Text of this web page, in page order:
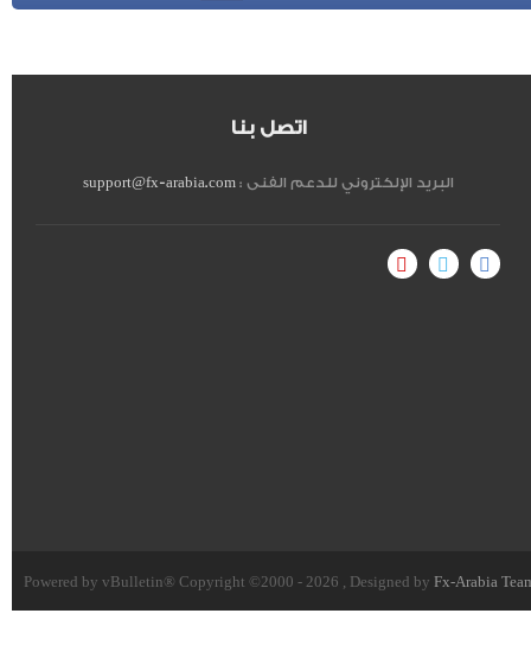
اتصل بنا
البريد الإلكتروني للدعم الفنى :support@fx-arabia.com
Powered by vBulletin® Copyright ©2000 - 2026 , Designed by Fx-Arabia